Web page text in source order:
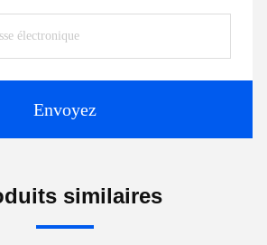
Envoyez
similaires